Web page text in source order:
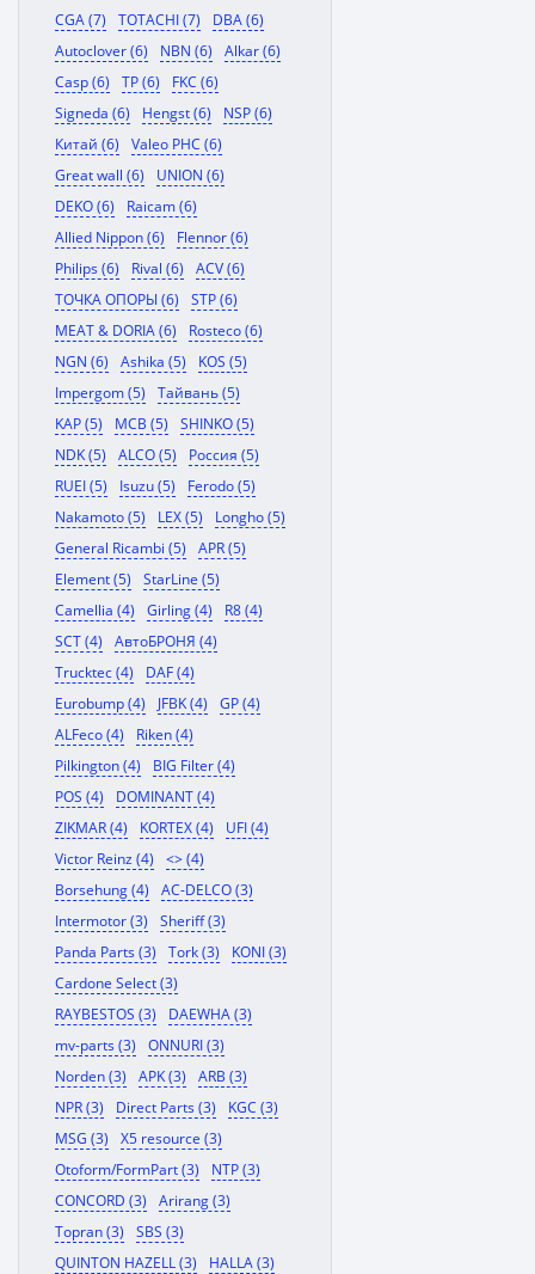
CGA (7)
TOTACHI (7)
DBA (6)
Autoclover (6)
NBN (6)
Alkar (6)
Casp (6)
TP (6)
FKC (6)
Signeda (6)
Hengst (6)
NSP (6)
Китай (6)
Valeo PHC (6)
Great wall (6)
UNION (6)
DEKO (6)
Raicam (6)
Allied Nippon (6)
Flennor (6)
Philips (6)
Rival (6)
ACV (6)
ТОЧКА ОПОРЫ (6)
STP (6)
MEAT & DORIA (6)
Rosteco (6)
NGN (6)
Ashika (5)
KOS (5)
Impergom (5)
Тайвань (5)
KAP (5)
MCB (5)
SHINKO (5)
NDK (5)
ALCO (5)
Россия (5)
RUEI (5)
Isuzu (5)
Ferodo (5)
Nakamoto (5)
LEX (5)
Longho (5)
General Ricambi (5)
APR (5)
Element (5)
StarLine (5)
Camellia (4)
Girling (4)
R8 (4)
SCT (4)
АвтоБРОНЯ (4)
Trucktec (4)
DAF (4)
Eurobump (4)
JFBK (4)
GP (4)
ALFeco (4)
Riken (4)
Pilkington (4)
BIG Filter (4)
POS (4)
DOMINANT (4)
ZIKMAR (4)
KORTEX (4)
UFI (4)
Victor Reinz (4)
<> (4)
Borsehung (4)
AC-DELCO (3)
Intermotor (3)
Sheriff (3)
Panda Parts (3)
Tork (3)
KONI (3)
Cardone Select (3)
RAYBESTOS (3)
DAEWHA (3)
mv-parts (3)
ONNURI (3)
Norden (3)
APK (3)
ARB (3)
NPR (3)
Direct Parts (3)
KGC (3)
MSG (3)
X5 resource (3)
Otoform/FormPart (3)
NTP (3)
CONCORD (3)
Arirang (3)
Topran (3)
SBS (3)
QUINTON HAZELL (3)
HALLA (3)